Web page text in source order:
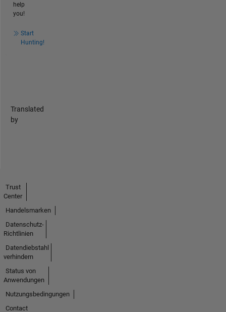
help
you!
Start
Hunting!
Translated
by
Trust
Center
Handelsmarken
Datenschutz-
Richtlinien
Datendiebstahl
verhindern
Status von
Anwendungen
Nutzungsbedingungen
Contact